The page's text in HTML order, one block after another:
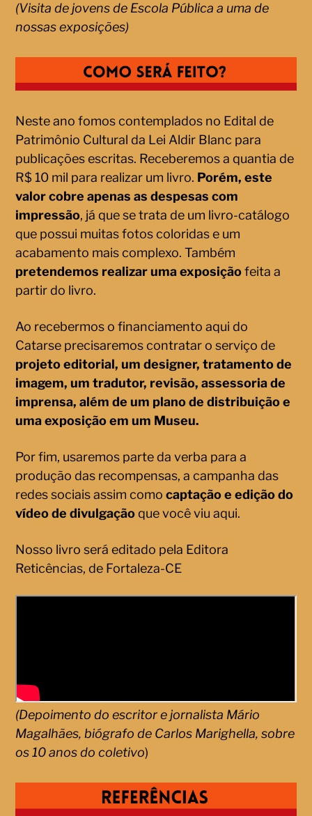
(Visita de jovens de Escola Pública a uma de
nossas exposições)
Neste ano fomos contemplados no Edital de
Patrimônio Cultural da Lei Aldir Blanc para
publicações escritas. Receberemos a quantia de
R$ 10 mil para realizar um livro. Porém, este
valor cobre apenas as despesas com
impressão, já que se trata de um livro-catálogo
que possui muitas fotos coloridas e um
acabamento mais complexo. Também
pretendemos realizar uma exposiçãofeita a
partir do livro.
Ao recebermos o financiamento aqui do
Catarse precisaremos contratar o serviço de
projeto editorial, um designer, tratamento de
imagem, um tradutor, revisão, assessoria de
imprensa, além de um plano de distribuiçãoe
uma exposição em um Museu.
Por fim, usaremos parte da verba para a
produção das recompensas, a campanha das
redes sociais assim comocaptação e edição do
vídeo de divulgaçãoque você viu aqui.
Nosso livro será editado pela Editora
Reticências, de Fortaleza-CE
(Depoimento do escritor e jornalista Mário
Magalhães, biógrafo de Carlos Marighella, sobre
os 10 anos do coletivo)